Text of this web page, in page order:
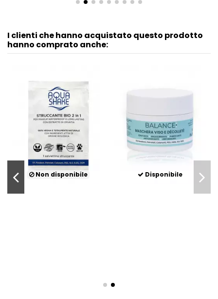
I clienti che hanno acquistato questo prodotto
hanno comprato anche:
Non disponibile Disponibile